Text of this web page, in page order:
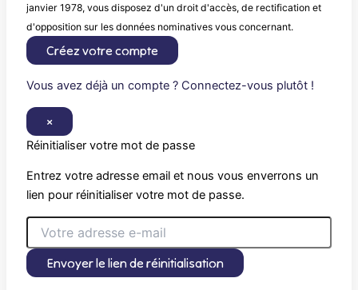
janvier 1978, vous disposez d'un droit d'accès, de rectification et
d'opposition sur les données nominatives vous concernant.
Créez votre compte
Vous avez déjà un compte ? Connectez-vous plutôt !
×
Réinitialiser votre mot de passe
Entrez votre adresse email et nous vous enverrons un
lien pour réinitialiser votre mot de passe.
Envoyer le lien de réinitialisation